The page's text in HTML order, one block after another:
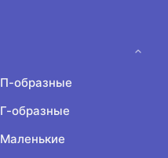
П-образные
Г-образные
Маленькие